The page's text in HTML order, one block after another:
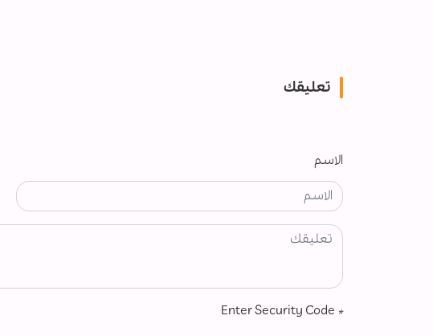
تعليقك
الاسم
*